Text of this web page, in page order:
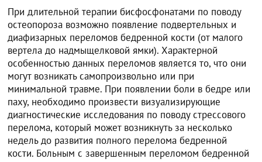
При длительной терапии бисфосфонатами по поводу
остеопороза возможно появление подвертельных и
диафизарных переломов бедренной кости (от малого
вертела до надмыщелковой ямки). Характерной
особенностью данных переломов является то, что они
могут возникать самопроизвольно или при
минимальной травме. При появлении боли в бедре или
паху, необходимо произвести визуализирующие
диагностические исследования по поводу стрессового
перелома, который может возникнуть за несколько
недель до развития полного перелома бедренной
кости. Больным с завершенным переломом бедренной